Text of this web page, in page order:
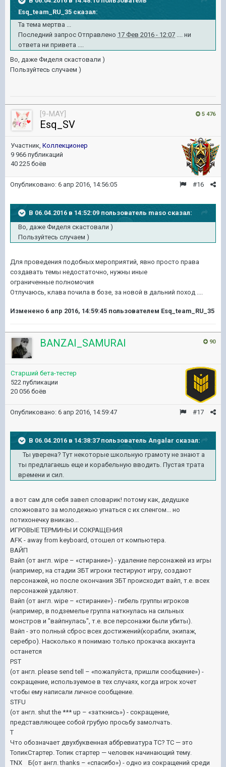
Esq_team_RU_35 сказал:
Та тема мертва ...
Последний запрос Отправлено 17 Фев 2016 - 12:07 .... ни
ответа ни привета ....
Во, даже Фиделя скастовали )
Пользуйтесь случаем )
5 476
[9-MAY]
Esq_SV
Участник, Коллекционер
9 966 публикаций
40 225 боёв
#16
Опубликовано: 6 апр 2016, 14:56:05
В 06.04.2016 в 14:52:09 пользователь maso сказал:
Во, даже Фиделя скастовали )
Пользуйтесь случаем )
Для проведения подобных мероприятий, явно просто права
создавать темы недостаточно, нужны иные
ограниченные полномочия
Отлучаюсь, клава почила в бозе, за новой в дальний поход ....
Изменено 6 апр 2016, 14:59:45 пользователем Esq_team_RU_35
90
BANZAI_SAMURAI
Старший бета-тестер
522 публикации
20 056 боёв
#17
Опубликовано: 6 апр 2016, 14:59:47
В 06.04.2016 в 14:38:37 пользователь Angalar сказал:
Ты уверена? Тут некоторые школьную грамоту не знают а
ты предлагаешь еще и корабельную вводить. Пустая трата
времени и сил.
а вот сам для себя завел словарик! потому как, дедушке
сложновато за молодежью угнаться с их сленгом... но
потихонечку вникаю...
ИГРОВЫЕ ТЕРМИНЫ И СОКРАЩЕНИЯ
AFK - away from keyboard, отошел от компьютера.
ВАЙП
Вайп (от англ. wipe – «стирание») - удаление персонажей из игры
(например, на стадии ЗБТ игроки тестируют игру, создают
персонажей, но после окончания ЗБТ происходит вайп, т.е. всех
персонажей удаляют.
Вайп (от англ. wipe – «стирание») - гибель группы игроков
(например, в подземелье группа наткнулась на сильных
монстров и "вайпнулась", т.е. все персонажи были убиты).
Вайп - это полный сброс всех достижений(корабли, экипаж,
серебро). Насколько я понимаю только прокачка аккаунта
останется
PST
(от англ. please send tell – «пожалуйста, пришли сообщение») -
сокращение, используемое в тех случаях, когда игрок хочет
чтобы ему написали личное сообщение.
STFU
(от англ. shut the *** up – «заткнись») - сокращение,
представляющее собой грубую просьбу замолчать.
T
Что обозначает двухбуквенная аббревиатура ТС? ТС — это
ТопикСтартер. Топик стартер — человек начинающий тему.
TNX Б(от англ. thanks – «спасибо») - одно из сокращений среди